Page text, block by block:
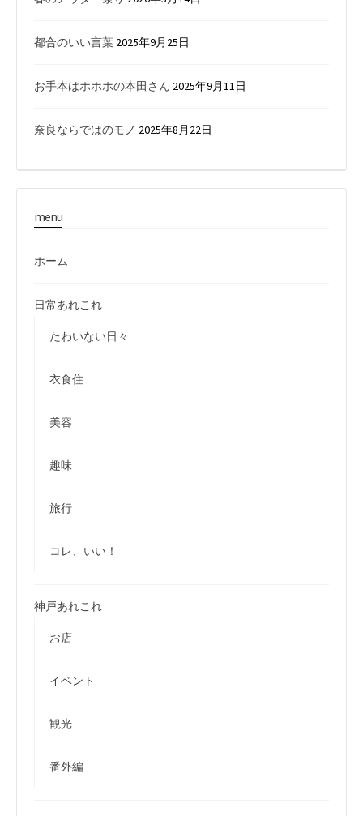
都合のいい言葉 2025年9月25日
お手本はホホホの本田さん 2025年9月11日
奈良ならではのモノ 2025年8月22日
menu
ホーム
日常あれこれ
たわいない日々
衣食住
美容
趣味
旅行
コレ、いい！
神戸あれこれ
お店
イベント
観光
番外編